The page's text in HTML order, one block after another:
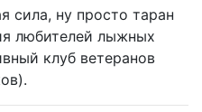
ну просто таран
любителей лыжных
клуб ветеранов